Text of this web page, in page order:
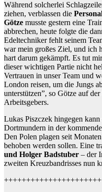
Während solcherlei
ziehen, verblassen die
Götze musste gestern eine
abbrechen, heute folgte die
Edeltechniker fehlt seinem
war mein großes Ziel, und ich
hart darum gekämpft. Es tut
dieser wichtigen Partie nicht
Vertrauen in unser Team und
London reisen, um die Jungs
unterstützen”, so Götze auf
Arbeitsgebers.
Lukas Piszczek hingegen
Dortmundern in der
Den Polen plagen seit
behoben werden sollen. Eine
und Holger Badstuber – der
zweiten Kreuzbandrisses nun